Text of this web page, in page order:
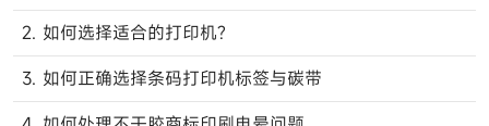
2. 如何选择适合的打印机?
3. 如何正确选择条码打印机标签与碳带